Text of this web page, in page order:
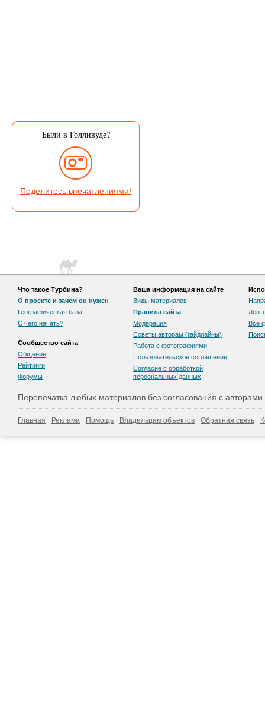
Были в Голливуде?
Поделитесь впечатлениями!
Что такое Турбина?
О проекте и зачем он нужен
Географическая база
С чего начать?
Сообщество сайта
Общение
Рейтинги
Форумы
Ваша информация на сайте
Виды материалов
Правила сайта
Модерация
Советы авторам (гайдлайны)
Работа с фотографиями
Пользовательскоe соглашение
Согласие с обработкой
персональных данных
Все
Перепечатка любых материалов без согласования с
Главная Реклама Помощь Владельцам объектов Обратная связь